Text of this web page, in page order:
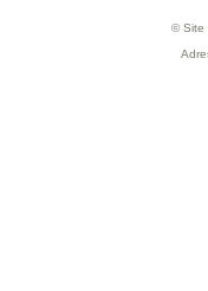
© Site